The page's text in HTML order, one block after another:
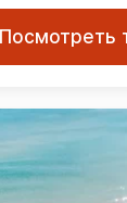
Посмотреть